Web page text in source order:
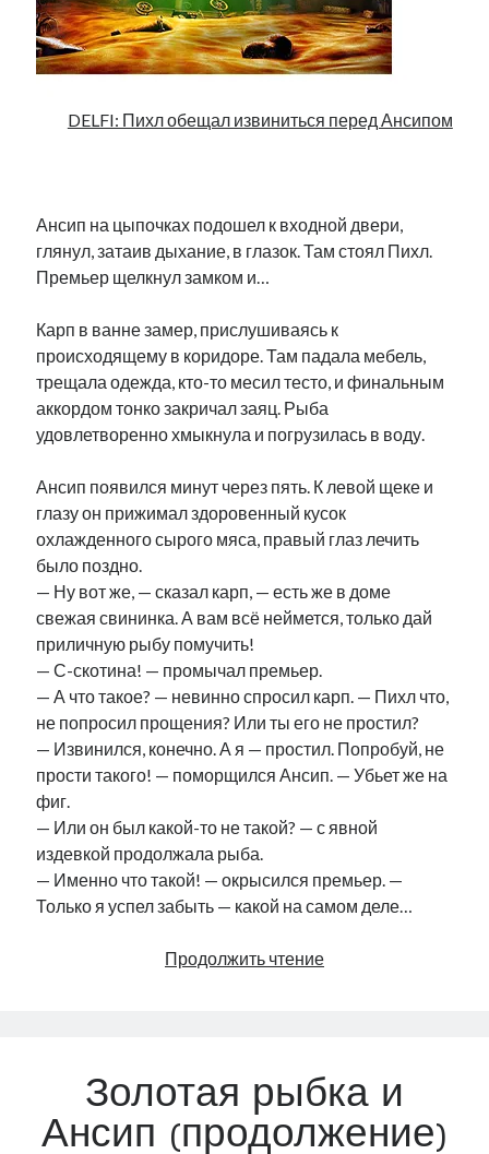
DELFI: Пихл обещал извиниться перед Ансипом
Ансип на цыпочках подошел к входной двери,
глянул, затаив дыхание, в глазок. Там стоял Пихл.
Премьер щелкнул замком и…
Карп в ванне замер, прислушиваясь к
происходящему в коридоре. Там падала мебель,
трещала одежда, кто-то месил тесто, и финальным
аккордом тонко закричал заяц. Рыба
удовлетворенно хмыкнула и погрузилась в воду.
Ансип появился минут через пять. К левой щеке и
глазу он прижимал здоровенный кусок
охлажденного сырого мяса, правый глаз лечить
было поздно.
— Ну вот же, — сказал карп, — есть же в доме
свежая свининка. А вам всё неймется, только дай
приличную рыбу помучить!
— С-скотина! — промычал премьер.
— А что такое? — невинно спросил карп. — Пихл что,
не попросил прощения? Или ты его не простил?
— Извинился, конечно. А я — простил. Попробуй, не
прости такого! — поморщился Ансип. — Убьет же на
фиг.
— Или он был какой-то не такой? — с явной
издевкой продолжала рыба.
— Именно что такой! — окрысился премьер. —
Только я успел забыть — какой на самом деле…
Продолжить чтениеЗолотая
Золотая рыбка и
Ансип (продолжение)